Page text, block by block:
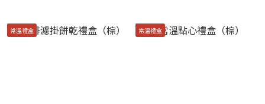
常溫禮盒 常溫禮盒